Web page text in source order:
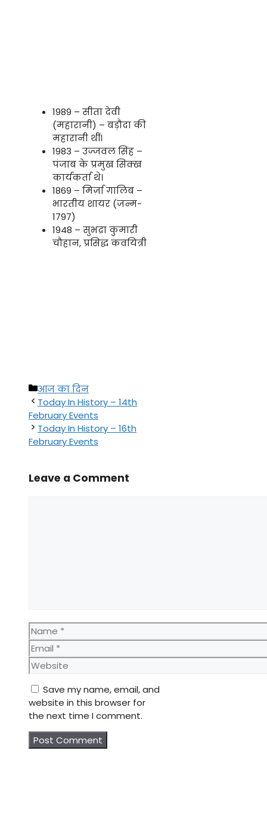
1989 – सीता देवी
(महारानी) – बड़ौदा की
महारानी थीं।
1983 – उज्जवल सिंह –
पंजाब के प्रमुख सिक्ख
कार्यकर्ता थे।
1869 – मिर्ज़ा ग़ालिब –
भारतीय शायर (जन्म-
1797)
1948 – सुभद्रा कुमारी
चौहान, प्रसिद्ध कवयित्री
Categories
आज का दिन
Today In History – 14th
February Events
Today In History – 16th
February Events
Leave a Comment
Name
Email
Website
Save my name, email, and
website in this browser for
the next time I comment.